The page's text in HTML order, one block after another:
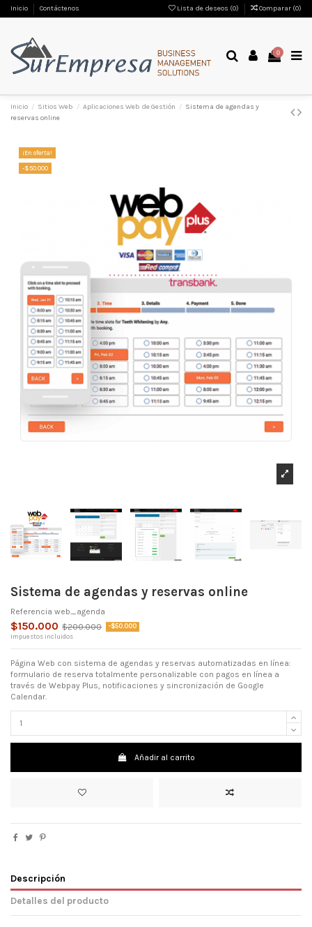
Inicio Contáctenos Lista de deseos (0) Comparar (0)
0
Inicio Sitios Web Aplicaciones Web de Gestión
Sistema de agendas y
reservas online
¡En oferta!
-$50.000
Sistema de agendas y reservas online
Referencia web_agenda
$150.000 $200.000 -$50.000
Impuestos incluidos
Página Web con sistema de agendas y reservas automatizadas en línea:
formulario de reserva totalmente personalizable con pagos en línea a
través de Webpay Plus, notificaciones y sincronización de Google
Calendar.
Añadir al carrito
Descripción
Detalles del producto